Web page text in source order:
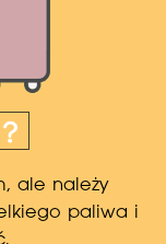
paliwa i